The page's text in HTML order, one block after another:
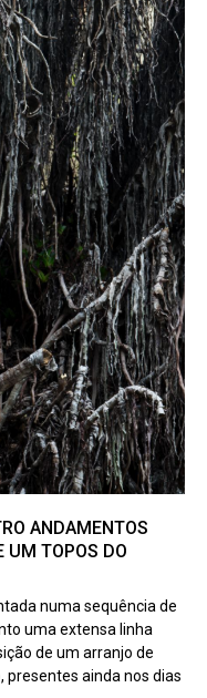
ANDAMENTOS
UM TOPOS DO
numa sequência de
uma extensa linha
de um arranjo de
presentes ainda nos dias